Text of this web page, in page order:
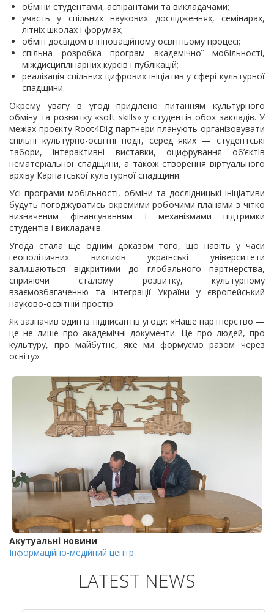
обміни студентами, аспірантами та викладачами;
участь у спільних наукових дослідженнях, семінарах,
літніх школах і форумах;
обмін досвідом в інноваційному освітньому процесі;
спільна розробка програм академічної мобільності,
міждисциплінарних курсів і публікацій;
реалізація спільних цифрових ініціатив у сфері культурної
спадщини.
Окрему увагу в угоді приділено питанням культурного
обміну та розвитку «soft skills» у студентів обох закладів. У
межах проєкту Root4Dig партнери планують організовувати
спільні культурно-освітні події, серед яких — студентські
табори, інтерактивні виставки, оцифрування об’єктів
нематеріальної спадщини, а також створення віртуального
архіву Карпатської культурної спадщини.
Усі програми мобільності, обміни та дослідницькі ініціативи
будуть погоджуватись окремими робочими планами з чітко
визначеним фінансуванням і механізмами підтримки
студентів і викладачів.
Угода стала ще одним доказом того, що навіть у часи
геополітичних викликів українські університети
залишаються відкритими до глобального партнерства,
сприяючи сталому розвитку, культурному
взаємозбагаченню та інтеграції України у європейський
науково-освітній простір.
Як зазначив один із підписантів угоди: «Наше партнерство —
це не лише про академічні документи. Це про людей, про
культуру, про майбутнє, яке ми формуємо разом через
освіту».
Акутуальні новини
Інформаційно-медійний центр
LATEST NEWS